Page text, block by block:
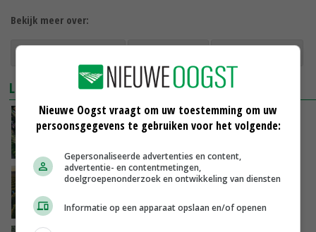
Bekijk meer over:
arbeidsmigranten
LEES OOK
Akkoord over nieuwe werkvergunning voor
derdelanders
Malawi wil duizenden inwoners naar Israël
29-11-2023
Nieuwe Oogst vraagt om uw toestemming om uw
persoonsgegevens te gebruiken voor het volgende:
Gepersonaliseerde advertenties en content,
advertentie- en contentmetingen,
doelgroepenonderzoek en ontwikkeling van diensten
Informatie op een apparaat opslaan en/of openen